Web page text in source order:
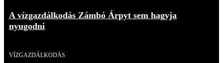
A vízgazdálkodás Zámbó Árpyt sem hagyja
nyugodni
VÍZGAZDÁLKODÁS